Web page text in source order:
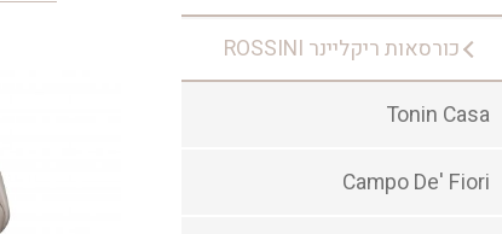
כורסאות ריקליינר ROSSINI
Tonin Casa
Campo De' Fiori